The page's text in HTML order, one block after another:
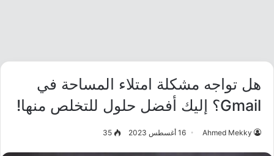
هل تواجه مشكلة امتلاء المساحة في
Gmail؟ إليك أفضل حلول للتخلص منها!
Ahmed Mekky 16 أغسطس 2023 35